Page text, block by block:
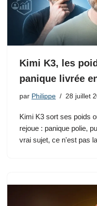
Kimi K3, les
panique livrée
par Philippe 28 juillet
Kimi K3 sort ses poids
rejoue : panique polie,
vrai sujet, ce n'est pas